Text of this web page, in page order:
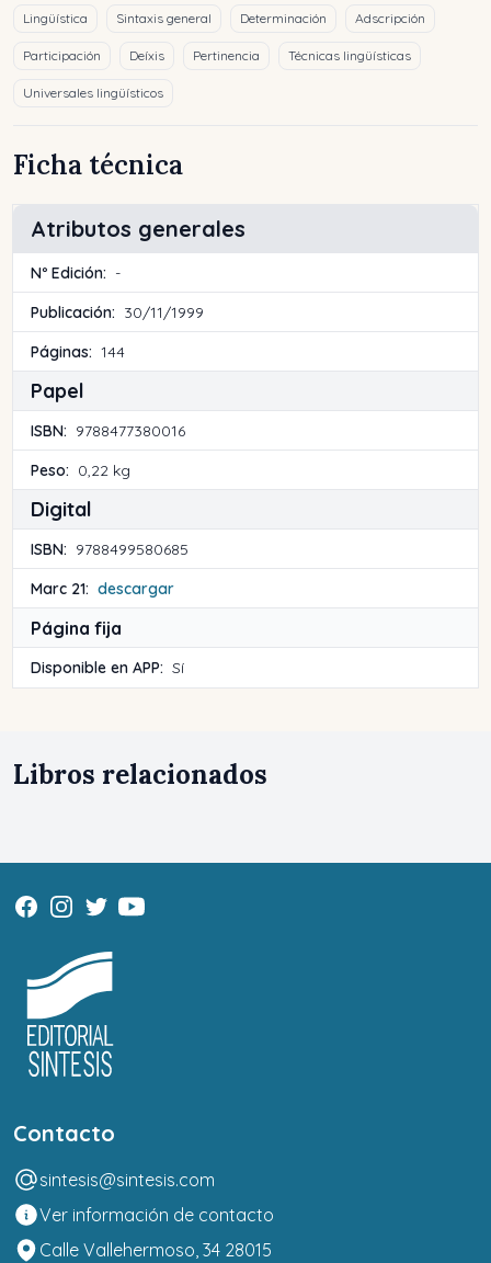
Lingüística Sintaxis general Determinación Adscripción
Participación Deíxis Pertinencia Técnicas lingüísticas
Universales lingüísticos
Ficha técnica
Atributos generales
Nº Edición: -
Publicación: 30/11/1999
Páginas: 144
Papel
ISBN: 9788477380016
Peso: 0,22 kg
Digital
ISBN: 9788499580685
Marc 21: descargar
Página fija
Disponible en APP: Sí
Libros relacionados
Contacto
sintesis@sintesis.com
Ver información de contacto
Calle Vallehermoso, 34 28015